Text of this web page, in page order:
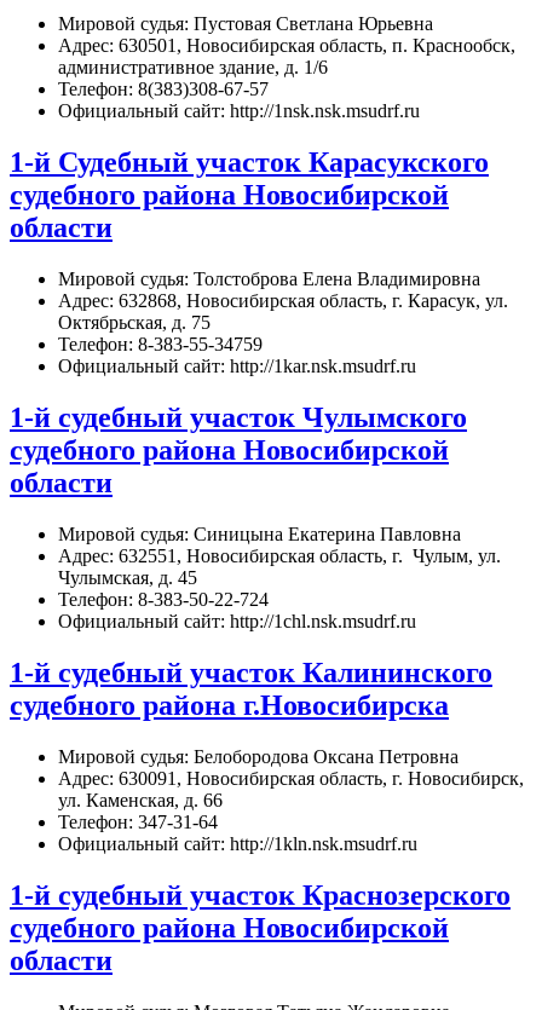
Мировой судья: Пустовая Светлана Юрьевна
Адрес: 630501, Новосибирская область, п. Краснообск,
административное здание, д. 1/6
Телефон: 8(383)308-67-57
Официальный сайт: http://1nsk.nsk.msudrf.ru
1-й Судебный участок Карасукского
судебного района Новосибирской
области
Мировой судья: Толстоброва Елена Владимировна
Адрес: 632868, Новосибирская область, г. Карасук, ул.
Октябрьская, д. 75
Телефон: 8-383-55-34759
Официальный сайт: http://1kar.nsk.msudrf.ru
1-й судебный участок Чулымского
судебного района Новосибирской
области
Мировой судья: Синицына Екатерина Павловна
Адрес: 632551, Новосибирская область, г. Чулым, ул.
Чулымская, д. 45
Телефон: 8-383-50-22-724
Официальный сайт: http://1chl.nsk.msudrf.ru
1-й судебный участок Калининского
судебного района г.Новосибирска
Мировой судья: Белобородова Оксана Петровна
Адрес: 630091, Новосибирская область, г. Новосибирск,
ул. Каменская, д. 66
Телефон: 347-31-64
Официальный сайт: http://1kln.nsk.msudrf.ru
1-й судебный участок Краснозерского
судебного района Новосибирской
области